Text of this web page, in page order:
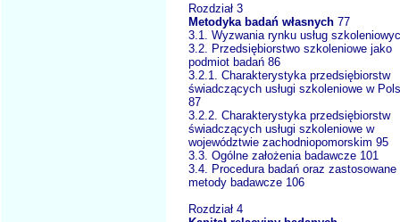
Rozdział 3
Metodyka badań własnych 77
3.1. Wyzwania rynku usług
3.2. Przedsiębiorstwo szkoleniowe jako
podmiot badań 86
3.2.1. Charakterystyka przedsiębiorstw
świadczących usługi szkoleniowe w
87
3.2.2. Charakterystyka przedsiębiorstw
świadczących usługi szkoleniowe w
województwie zachodniopomorskim 95
3.3. Ogólne założenia badawcze 101
3.4. Procedura badań oraz zastosowane
metody badawcze 106
Rozdział 4